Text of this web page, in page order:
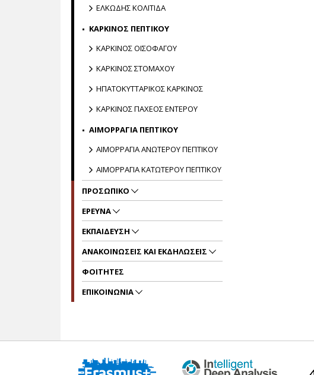
ΕΛΚΩΔΗΣ ΚΟΛΙΤΙΔΑ
ΚΑΡΚΙΝΟΣ ΠΕΠΤΙΚΟΥ
ΚΑΡΚΙΝΟΣ ΟΙΣΟΦΑΓΟΥ
ΚΑΡΚΙΝΟΣ ΣΤΟΜΑΧΟΥ
ΗΠΑΤΟΚΥΤΤΑΡΙΚΟΣ ΚΑΡΚΙΝΟΣ
ΚΑΡΚΙΝΟΣ ΠΑΧΕΟΣ ΕΝΤΕΡΟΥ
ΑΙΜΟΡΡΑΓΙΑ ΠΕΠΤΙΚΟΥ
ΑΙΜΟΡΡΑΓΙΑ ΑΝΩΤΕΡΟΥ ΠΕΠΤΙΚΟΥ
ΑΙΜΟΡΡΑΓΙΑ ΚΑΤΩΤΕΡΟΥ ΠΕΠΤΙΚΟΥ
ΠΡΟΣΩΠΙΚΟ
ΕΡΕΥΝΑ
ΕΚΠΑΙΔΕΥΣΗ
ΑΝΑΚΟΙΝΩΣΕΙΣ ΚΑΙ ΕΚΔΗΛΩΣΕΙΣ
ΦΟΙΤΗΤΕΣ
ΕΠΙΚΟΙΝΩΝΙΑ